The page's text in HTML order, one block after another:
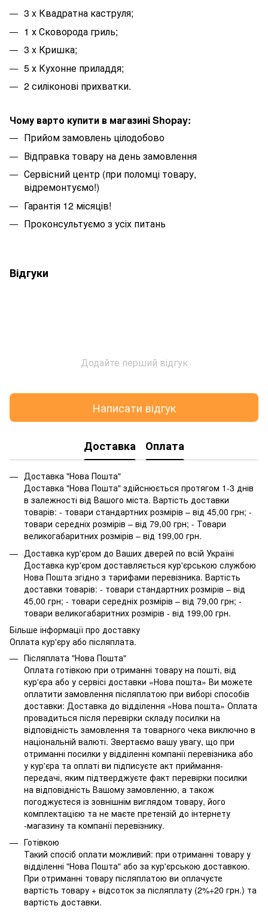
3 x Квадратна каструля;
1 х Сковорода гриль;
3 x Кришка;
5 х Кухонне приладдя;
2 силіконові прихватки.
Чому варто купити в магазині Shopay:
Прийом замовлень цілодобово
Відправка товару на день замовлення
Сервісний центр (при поломці товару,
відремонтуємо!)
Гарантія 12 місяців!
Проконсультуємо з усіх питань
Відгуки
Додайте перший відгук
Написати відгук
Доставка Оплата
Доставка "Нова Пошта"
Доставка "Нова Пошта" здійснюється протягом 1-3 днів
в залежності від Вашого міста. Вартість доставки
товарів: - товари стандартних розмірів – від 45,00 грн; -
товари середніх розмірів – від 79,00 грн; - Товари
великогабаритних розмірів – від 199,00 грн.
Доставка кур'єром до Ваших дверей по всій Україні
Доставка кур'єром доставляється кур'єрською службою
Нова Пошта згідно з тарифами перевізника. Вартість
доставки товарів: - товари стандартних розмірів – від
45,00 грн; - товари середніх розмірів – від 79,00 грн; -
товари великогабаритних розмірів - від 199,00 грн.
Більше інформації про доставку
Оплата кур'єру або післяплата.
Післяплата "Нова Пошта"
Оплата готівкою при отриманні товару на пошті, від
кур'єра або у сервісі доставки «Нова пошта» Ви можете
оплатити замовлення післяплатою при виборі способів
доставки: Доставка до відділення «Нова пошта» Оплата
провадиться після перевірки складу посилки на
відповідність замовлення та товарного чека виключно в
національній валюті. Звертаємо вашу увагу, що при
отриманні посилки у відділенні компанії перевізника або
у кур'єра та оплаті ви підписуєте акт приймання-
передачі, яким підтверджуєте факт перевірки посилки
на відповідність Вашому замовленню, а також
погоджуєтеся із зовнішнім виглядом товару, його
комплектацією та не маєте претензій до інтернету
-магазину та компанії перевізнику.
Готівкою
Такий спосіб оплати можливий: при отриманні товару у
відділенні "Нова Пошта" або за кур'єрською доставкою.
При отриманні товару післяплатою ви оплачуєте
вартість товару + відсоток за післяплату (2%+20 грн.) та
вартість доставки.